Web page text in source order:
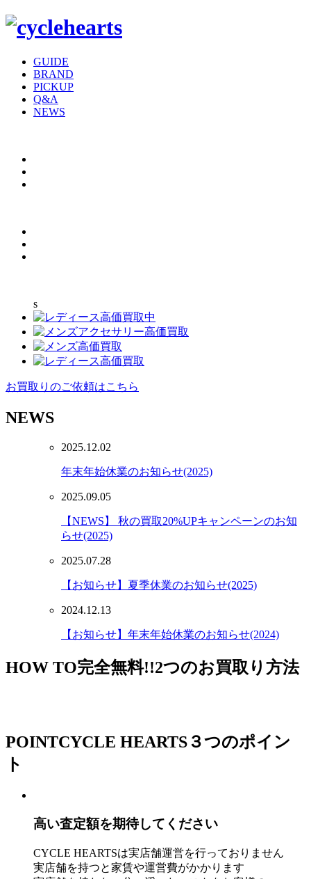
GUIDE
BRAND
PICKUP
Q&A
NEWS
s
お買取りのご依頼はこちら
NEWS
2025.12.02
年末年始休業のお知らせ(2025)
2025.09.05
【NEWS】 秋の買取20%UPキャンペーンのお知
らせ(2025)
2025.07.28
【お知らせ】夏季休業のお知らせ(2025)
2024.12.13
【お知らせ】年末年始休業のお知らせ(2024)
HOW TO完全無料!!2つのお買取り方法
POINTCYCLE HEARTS３つのポイン
ト
高い査定額を期待してください
CYCLE HEARTSは実店舗運営を行っておりません
実店舗を持つと家賃や運営費がかかります